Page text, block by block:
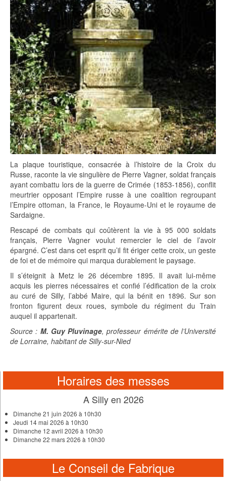
La plaque touristique, consacrée à l’histoire de la Croix du
Russe, raconte la vie singulière de Pierre Vagner, soldat français
ayant combattu lors de la guerre de Crimée (1853-1856), conflit
meurtrier opposant l’Empire russe à une coalition regroupant
l’Empire ottoman, la France, le Royaume-Uni et le royaume de
Sardaigne.
Rescapé de combats qui coûtèrent la vie à 95 000 soldats
français, Pierre Vagner voulut remercier le ciel de l’avoir
épargné. C’est dans cet esprit qu’il fit ériger cette croix, un geste
de foi et de mémoire qui marqua durablement le paysage.
Il s’éteignit à Metz le 26 décembre 1895. Il avait lui-même
acquis les pierres nécessaires et confié l’édification de la croix
au curé de Silly, l’abbé Maire, qui la bénit en 1896. Sur son
fronton figurent deux roues, symbole du régiment du Train
auquel il appartenait.
Source : M. Guy Pluvinage, professeur émérite de l’Université
de Lorraine, habitant de Silly-sur-Nied
Horaires des messes
A Silly en 2026
Dimanche 21 juin 2026 à 10h30
Jeudi 14 mai 2026 à 10h30
Dimanche 12 avril 2026 à 10h30
Dimanche 22 mars 2026 à 10h30
Le Conseil de Fabrique